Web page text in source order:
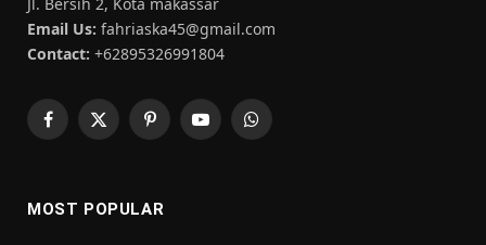
Email Us: fahriaska45@gmail.com
Contact: +62895326991804
Facebook
X
PinterestYouTubeWhatsApp
MOST POPULAR